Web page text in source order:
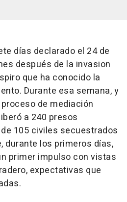
días declarado el 24 de
después de la invasion
que ha conocido la
Durante esa semana, y
de mediación
a 240 presos
105 civiles secuestrados
durante los primeros días,
primer impulso con vistas
expectativas que